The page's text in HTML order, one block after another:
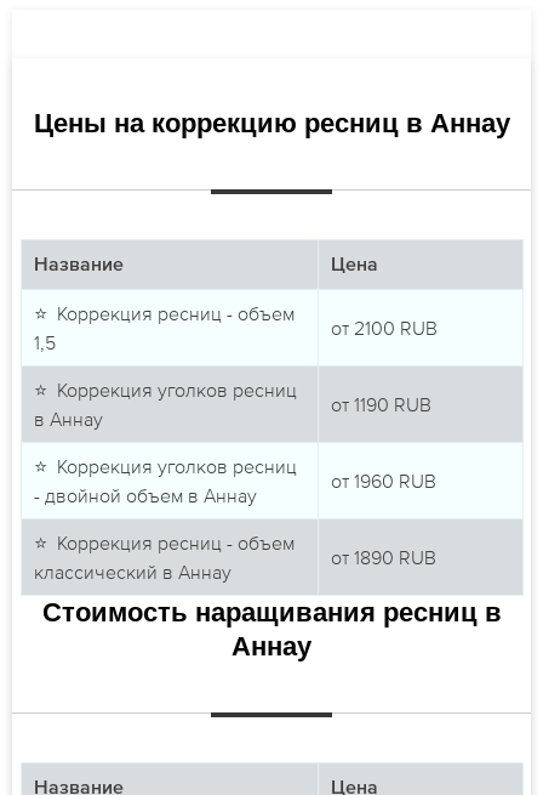
Цены на коррекцию ресниц в Аннау
Название Цена
⭐ Коррекция ресниц - объем
1,5
от 2100 RUB
⭐ Коррекция уголков ресниц
в Аннау
от 1190 RUB
⭐ Коррекция уголков ресниц
- двойной объем в Аннау
от 1960 RUB
⭐ Коррекция ресниц - объем
классический в Аннау
от 1890 RUB
Стоимость наращивания ресниц в
Аннау
Название Цена